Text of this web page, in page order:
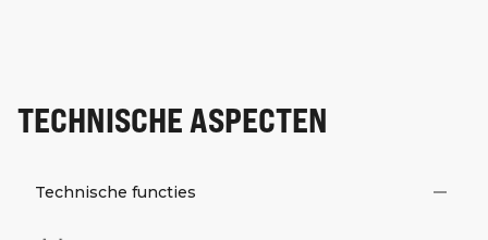
TECHNISCHE ASPECTEN
Technische functies